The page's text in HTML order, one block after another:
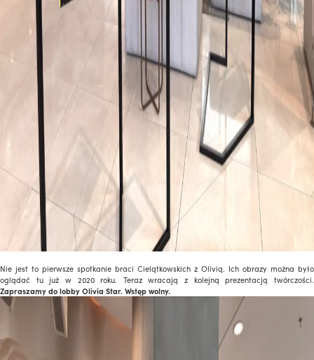
Nie jest to pierwsze spotkanie braci Cielątkowskich z Olivią. Ich obrazy można było
oglądać tu już w 2020 roku. Teraz wracają z kolejną prezentacją twórczości.
Zapraszamy do lobby Olivia Star. Wstęp wolny.